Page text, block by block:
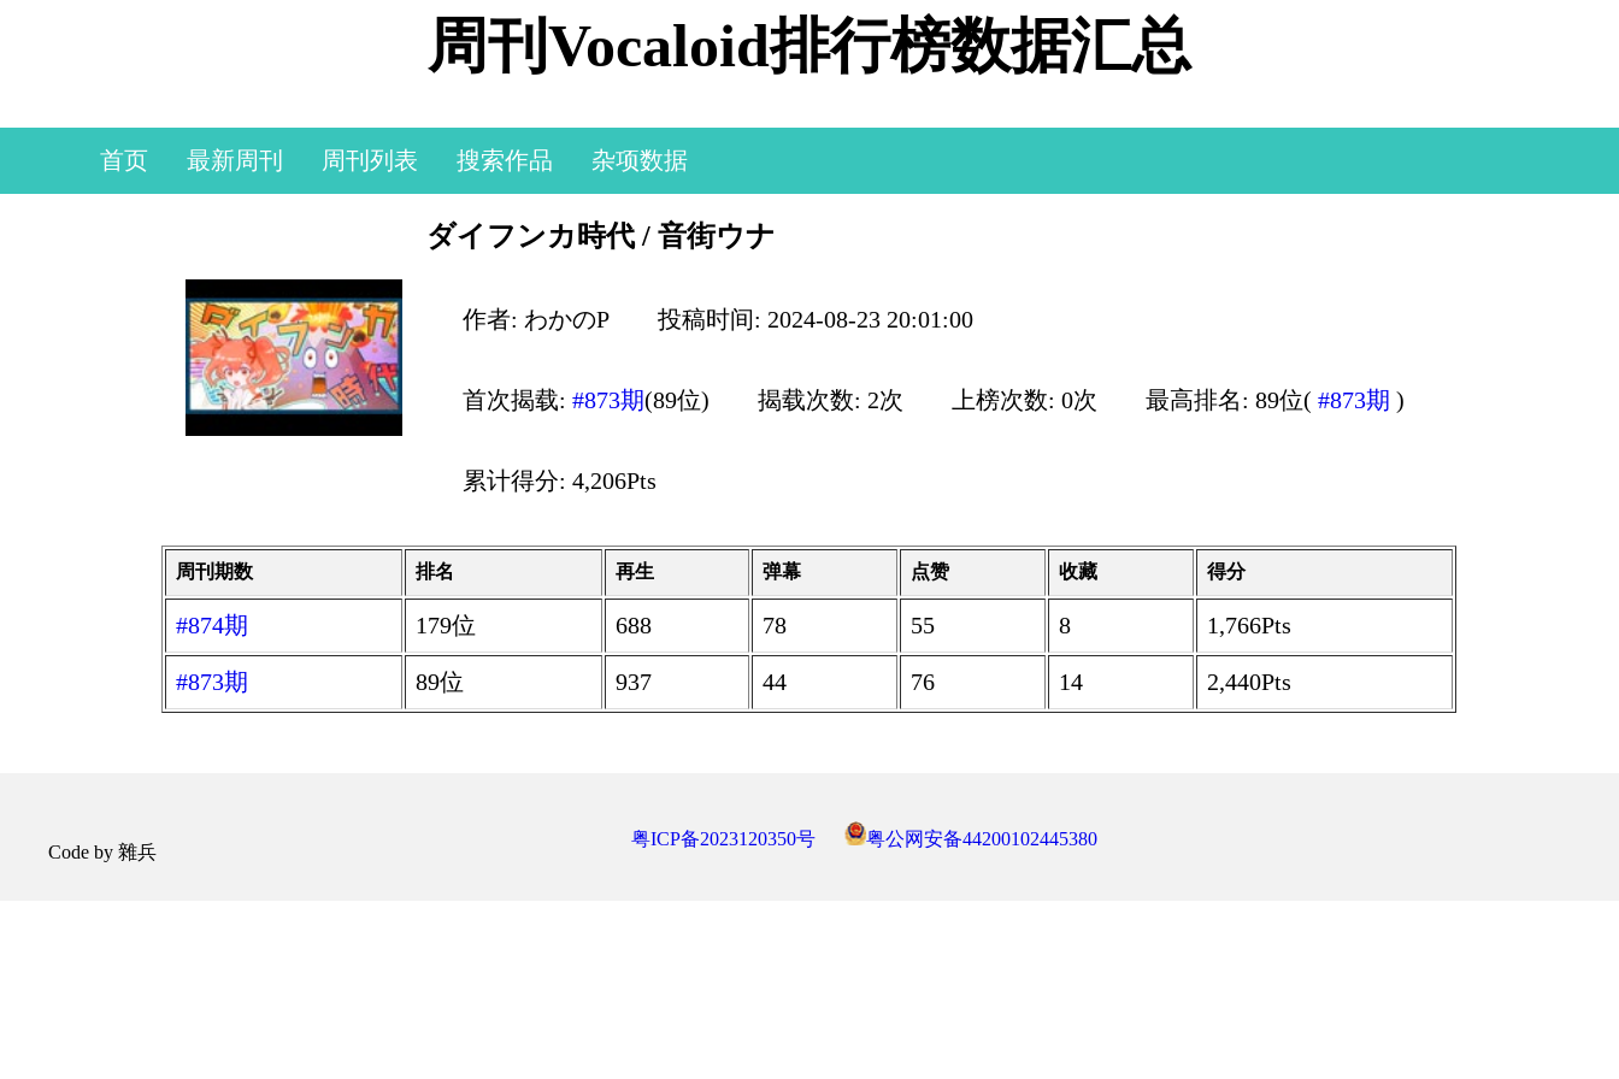
周刊Vocaloid排行榜数据汇总
首页 最新周刊 周刊列表 搜索作品 杂项数据
ダイフンカ時代 / 音街ウナ
作者: わかのP 投稿时间: 2024-08-23 20:01:00
首次揭载:#873期(89位) 揭载次数: 2次 上榜次数: 0次 最高排名: 89位(#873期 )
累计得分: 4,206Pts
周刊期数 排名 再生 弹幕 点赞 收藏 得分
#874期 179位 688 78 55 8 1,766Pts
#873期 89位 937 44 76 14 2,440Pts
Code by 雜兵
粤ICP备2023120350号 粤公网安备44200102445380